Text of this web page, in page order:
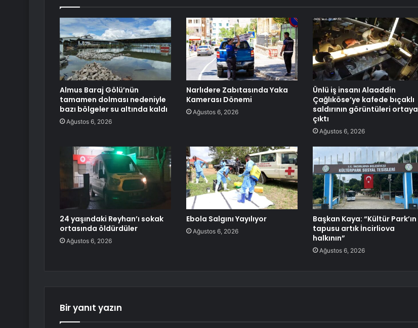
Almus Baraj Gölü’nün
tamamen dolması nedeniyle
bazı bölgeler su altında kaldı
Ağustos 6, 2026
Narlıdere Zabıtasında Yaka
Kamerası Dönemi
Ağustos 6, 2026
Ünlü iş insanı Alaaddin
Çağlıköse’ye kafede bıçaklı
saldırının görüntüleri ortaya
çıktı
Ağustos 6, 2026
24 yaşındaki Reyhan’ı sokak
ortasında öldürdüler
Ağustos 6, 2026
Ebola Salgını Yayılıyor
Ağustos 6, 2026
Başkan Kaya: “Kültür Park’ın
tapusu artık İncirliova
halkının”
Ağustos 6, 2026
Bir yanıt yazın